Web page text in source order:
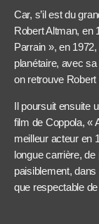
Car, s’il est du
Robert Altman, en
Parrain », en
planétaire, avec
on retrouve Robert
Il poursuit ensuite
film de Coppola, «
meilleur acteur en
longue carrière, de
paisiblement, dans
que respectable